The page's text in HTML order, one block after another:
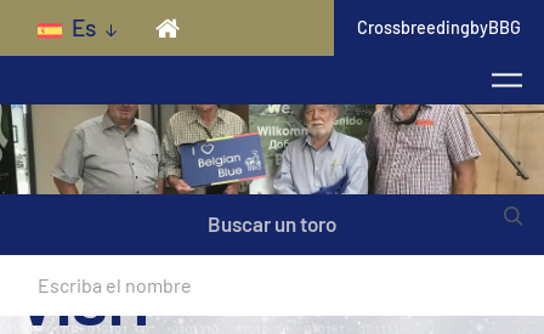
Skip to main content
Es CrossbreedingbyBBG
Buscar un toro
VISIT